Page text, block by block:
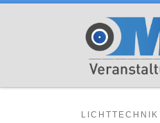
Zum Inhalt springen
LICHTTECHNIK